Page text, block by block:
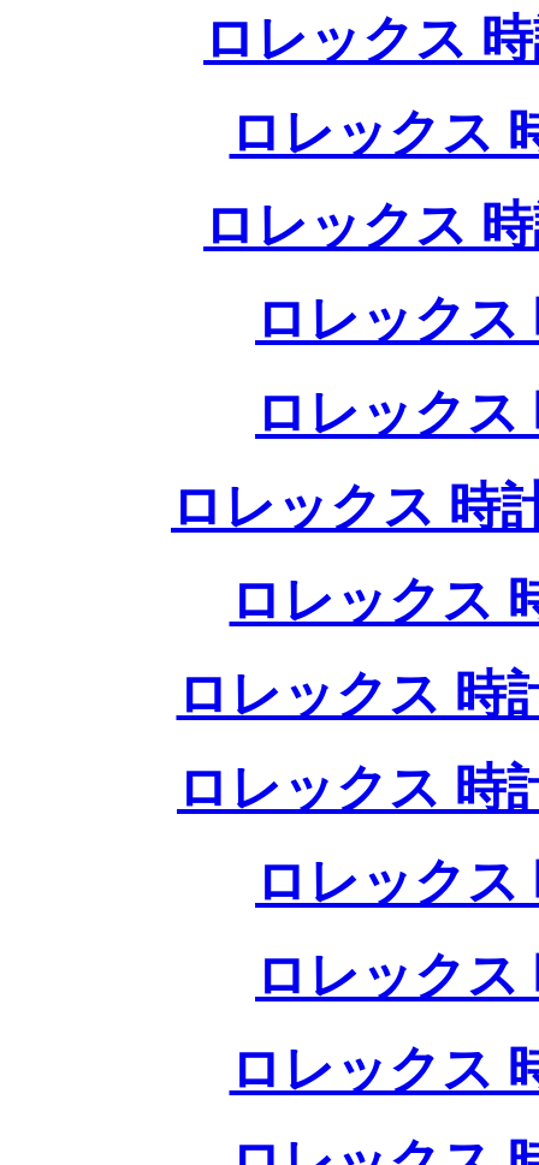
ロレックス
ロレックス
ロレックス
ロレックス
ロレックス
ロレックス 時
ロレックス
ロレックス 時
ロレックス 時
ロレックス
ロレックス
ロレックス